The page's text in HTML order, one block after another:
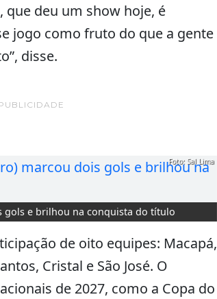
deu um show hoje, é
jogo como fruto do que a gente
disse.
gols e brilhou na conquista do título
Foto: Sal Lima
de oito equipes: Macapá,
Cristal e São José. O
de 2027, como a Copa do